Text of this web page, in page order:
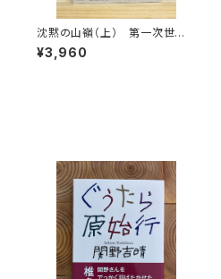
沈黙の山嶺（上） 第一次世界
大戦とマロリーのエヴェレスト
¥3,960